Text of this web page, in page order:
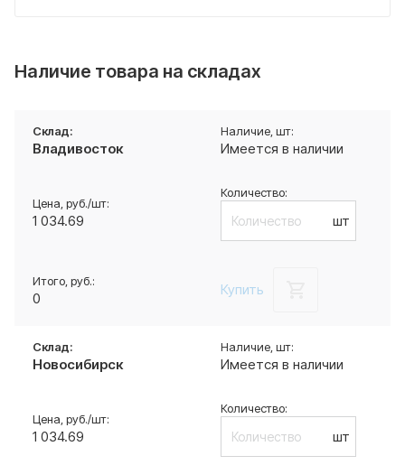
Наличие товара на складах
Владивосток Имеется в наличии
1 034.69 шт
0 Купить
Новосибирск Имеется в наличии
1 034.69 шт